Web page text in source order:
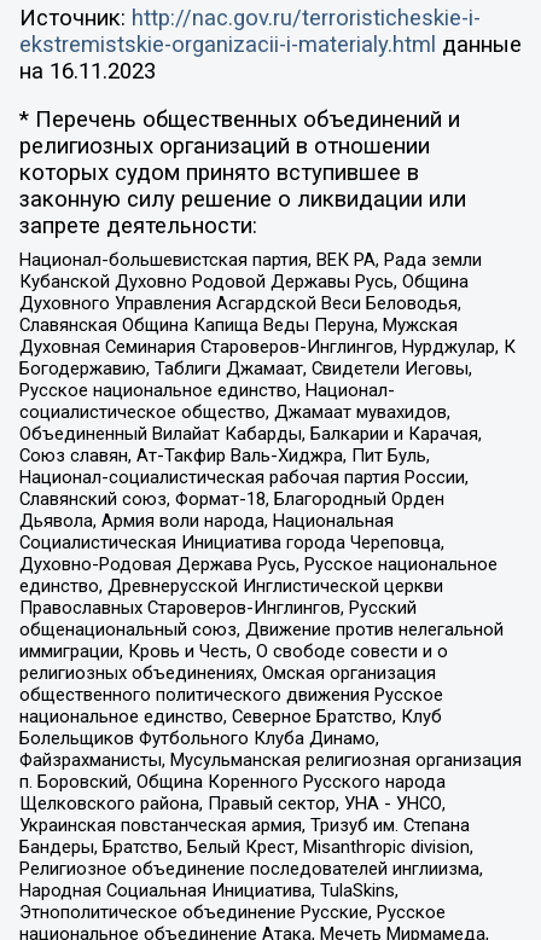
Источник: http://nac.gov.ru/terroristicheskie-i-
ekstremistskie-organizacii-i-materialy.html данные
на 16.11.2023
* Перечень общественных объединений и
религиозных организаций в отношении
которых судом принято вступившее в
законную силу решение о ликвидации или
запрете деятельности:
Национал-большевистская партия, ВЕК РА, Рада земли
Кубанской Духовно Родовой Державы Русь, Община
Духовного Управления Асгардской Веси Беловодья,
Славянская Община Капища Веды Перуна, Мужская
Духовная Семинария Староверов-Инглингов, Нурджулар, К
Богодержавию, Таблиги Джамаат, Свидетели Иеговы,
Русское национальное единство, Национал-
социалистическое общество, Джамаат мувахидов,
Объединенный Вилайат Кабарды, Балкарии и Карачая,
Союз славян, Ат-Такфир Валь-Хиджра, Пит Буль,
Национал-социалистическая рабочая партия России,
Славянский союз, Формат-18, Благородный Орден
Дьявола, Армия воли народа, Национальная
Социалистическая Инициатива города Череповца,
Духовно-Родовая Держава Русь, Русское национальное
единство, Древнерусской Инглистической церкви
Православных Староверов-Инглингов, Русский
общенациональный союз, Движение против нелегальной
иммиграции, Кровь и Честь, О свободе совести и о
религиозных объединениях, Омская организация
общественного политического движения Русское
национальное единство, Северное Братство, Клуб
Болельщиков Футбольного Клуба Динамо,
Файзрахманисты, Мусульманская религиозная организация
п. Боровский, Община Коренного Русского народа
Щелковского района, Правый сектор, УНА - УНСО,
Украинская повстанческая армия, Тризуб им. Степана
Бандеры, Братство, Белый Крест, Misanthropic division,
Религиозное объединение последователей инглиизма,
Народная Социальная Инициатива, TulaSkins,
Этнополитическое объединение Русские, Русское
национальное объединение Атака, Мечеть Мирмамеда,